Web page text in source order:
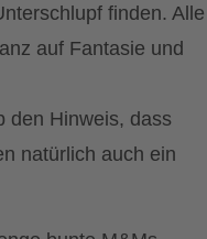
finden. Alle
auf Fantasie und
den Hinweis, dass
natürlich auch ein